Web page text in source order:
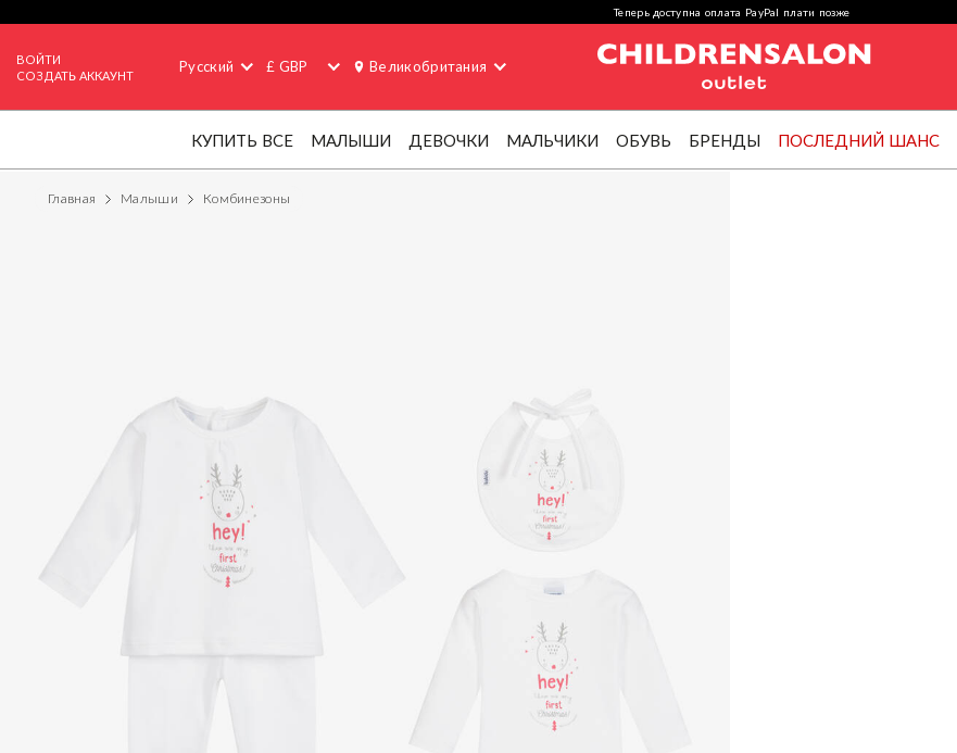
Теперь доступна оплата PayPal плати позже
ВОЙТИ
СОЗДАТЬ АККАУНТ
Русский £ GBP Великобритания
КУПИТЬ ВСЕ МАЛЫШИ ДЕВОЧКИ МАЛЬЧИКИ ОБУВЬ БРЕНДЫ ПОСЛЕДНИЙ ШАНС
Главная Малыши Комбинезоны